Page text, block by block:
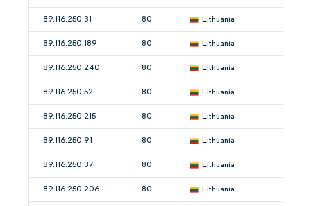
89.116.250.31 80 Lithuania
89.116.250.189 80 Lithuania
89.116.250.240 80 Lithuania
89.116.250.52 80 Lithuania
89.116.250.215 80 Lithuania
89.116.250.91 80 Lithuania
89.116.250.37 80 Lithuania
89.116.250.206 80 Lithuania